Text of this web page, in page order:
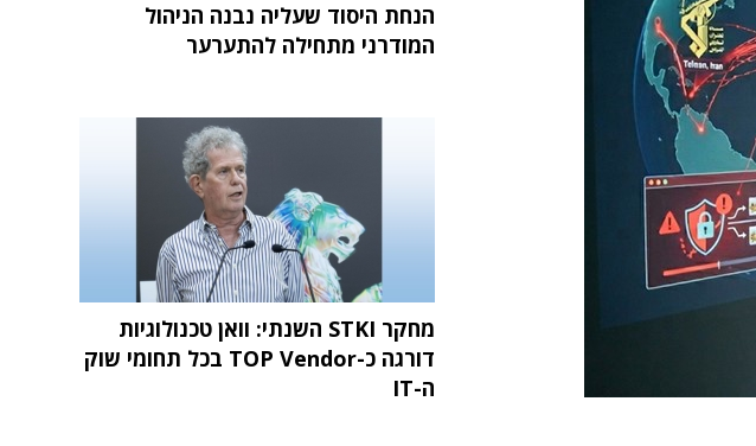
הנחת היסוד שעליה נבנה הניהול
המודרני מתחילה להתערער
מחקר STKI השנתי: וואן טכנולוגיות
דורגה כ-TOP Vendor בכל תחומי שוק
ה-IT